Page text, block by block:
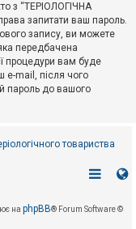
з “ТЕРІОЛОГІЧНА
запитати ваш пароль.
запису, ви можете
передбачена
процедури вам буде
e-mail, після чого
пароль до вашого
товариства
на phpBB® Forum Software ©